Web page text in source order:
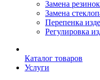
Замена резинок
Замена
Перепенка
Регулировка
Каталог товаров
Услуги